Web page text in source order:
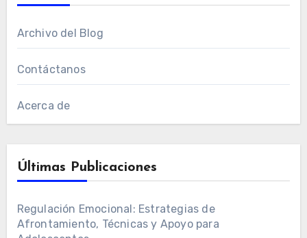
Archivo del Blog
Contáctanos
Acerca de
Últimas Publicaciones
Regulación Emocional: Estrategias de
Afrontamiento, Técnicas y Apoyo para